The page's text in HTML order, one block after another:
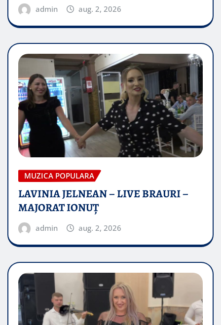
admin aug. 2, 2026
MUZICA POPULARA
LAVINIA JELNEAN – LIVE BRAURI –
MAJORAT IONUŢ
admin aug. 2, 2026